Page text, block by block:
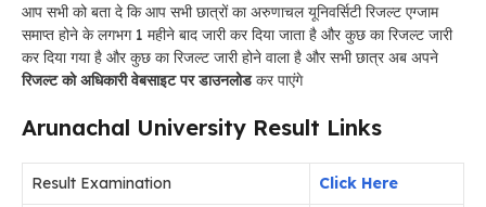
आप सभी को बता दे कि आप सभी छात्रों का अरुणाचल यूनिवर्सिटी रिजल्ट एग्जाम
समाप्त होने के लगभग 1 महीने बाद जारी कर दिया जाता है और कुछ का रिजल्ट जारी
कर दिया गया है और कुछ का रिजल्ट जारी होने वाला है और सभी छात्र अब अपने
रिजल्ट को अधिकारी वेबसाइट पर डाउनलोडकर पाएंगे
Arunachal University Result Links
Result Examination Click Here